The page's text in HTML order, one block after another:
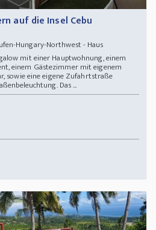
auf die Insel Cebu
Hungary-Northwest - Haus
mit einer Hauptwohnung, einem
einem Gästezimmer mit eigenem
sowie eine eigene Zufahrtstraße
Das ...